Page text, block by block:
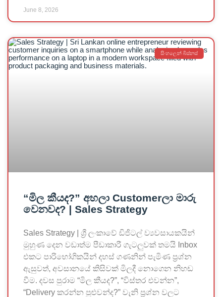
June 8, 2026
සිංහලෙන් බිස්නස්
“මිල කීයද?” අහලා Customerලා මාරු
වෙනවද? | Sales Strategy
Sales Strategy | ශ්‍රී ලංකාවේ ඩිජිටල් ව්‍යවසායකයින්
මුහුණ දෙන වඩාත්ම පීඩාකාරී ගැටලුවක් තමයි Inbox
එකට පාරිභෝගිකයින් දහස් ගණනින් පැමිණ ප්‍රශ්න
ඇසුවත්, අවසානයේ කිසිවක් මිලදී නොගෙන නිහඬ
වීම. දවස පුරාම “මිල කීයද?”, “විස්තර එවන්න”,
“Delivery කරන්න පුළුවන්ද?” වැනි ප්‍රශ්න වලට